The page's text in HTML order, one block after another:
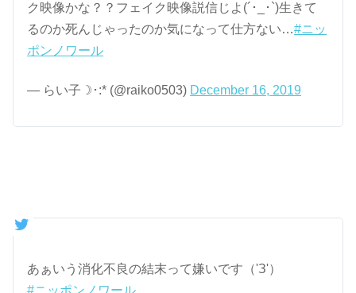
ク映像かな？？フェイク映像説信じよ(´･_･`)生きて
るのか死んじゃったのか気になって仕方ない…#ニッ
ポンノワール
— らい子☽･:* (@raiko0503) December 16, 2019
あぁいう消化不良の結末って嫌いです（'З'）
#ニッポンノワール